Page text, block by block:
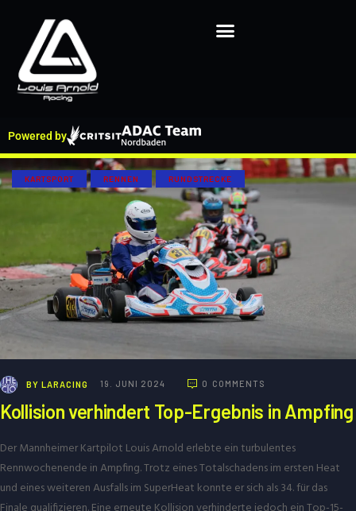
Powered by
KARTSPORT RENNEN RUNDSTRECKE
BY LARACING 19. JUNI 2024 0 COMMENTS
Kollision verhindert Top-Ergebnis in Ampfing
Der Mannheimer Kartpilot Louis Arnold erlebte ein turbulentes
Rennwochenende in Ampfing. Trotz eines Totalschadens im ersten Heat
und eines weiteren Ausfalls im SuperHeat konnte er sich als 34. für das